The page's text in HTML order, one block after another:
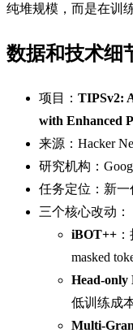
纯堆规模，而是在训
数据和技术细
项目： TIPSv2:
with Enhanced
来源：Hacker
研究机构：
任务定位：新一
三个核心改动：
iBOT++
masked
Head-only
低训练成
Multi-